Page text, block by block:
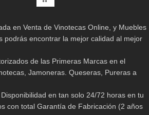
en Venta de Vinotecas Online, y Muebles
podrás encontrar la mejor calidad al mejor
de las Primeras Marcas en el
Jamoneras. Queseras, Pureras a
en tan solo 24/72 horas en tu
con total Garantía de Fabricación (2 años